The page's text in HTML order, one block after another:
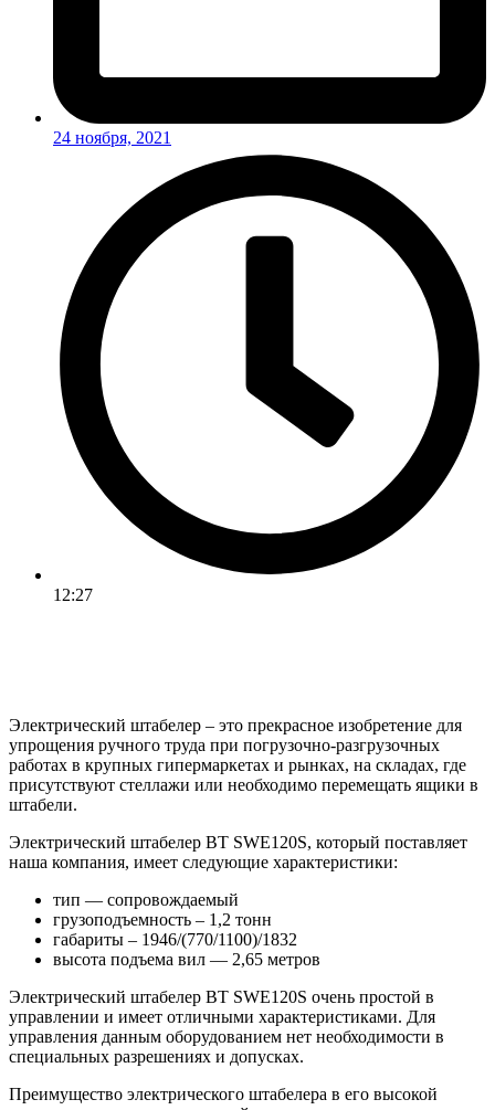
24 ноября, 2021
12:27
Электрический штабелер – это прекрасное изобретение для
упрощения ручного труда при погрузочно-разгрузочных
работах в крупных гипермаркетах и рынках, на складах, где
присутствуют стеллажи или необходимо перемещать ящики в
штабели.
Электрический штабелер BT SWE120S, который поставляет
наша компания, имеет следующие характеристики:
тип — сопровождаемый
грузоподъемность – 1,2 тонн
габариты – 1946/(770/1100)/1832
высота подъема вил — 2,65 метров
Электрический штабелер BT SWE120S очень простой в
управлении и имеет отличными характеристиками. Для
управления данным оборудованием нет необходимости в
специальных разрешениях и допусках.
Преимущество электрического штабелера в его высокой